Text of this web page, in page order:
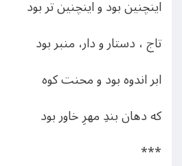
اینچنین بود و اینچنین تر بود
تاج ، دستار و دار، منبر بود
ابر اندوه بود و محنت کوه
که دهان بندِ مهرِ خاور بود
***